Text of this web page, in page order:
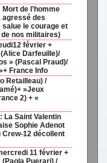
de l’homme
agressé des
salue le courage et
nos militaires)
février +
Darfeuille)/
» (Pascal Praud)/
France Info
Retailleau) /
»Jeux
2) + «
La Saint Valentin
Sophie Adenot
12 décollent
11 février +
(Paola Puerari) /